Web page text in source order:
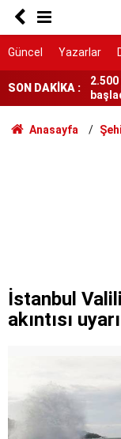
Güncel Yazarlar
SON DAKİKA :
Ne
Anasayfa
İstanbul
akıntısı